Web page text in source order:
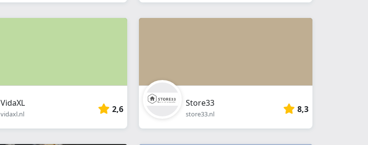
VidaXL
vidaxl.nl 2,6
Store33
store33.nl 8,3